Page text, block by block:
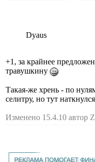
Dyaus
+1, за крайнее
травушкину
Такая-же хрень - по
селитру, но тут
Изменено 15.4.10 автор